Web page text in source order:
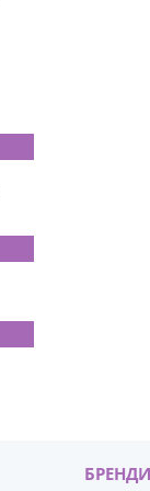
БРЕНДИ